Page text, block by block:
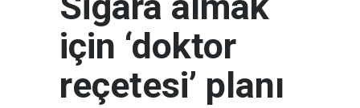
için ‘doktor
reçetesi’ planı